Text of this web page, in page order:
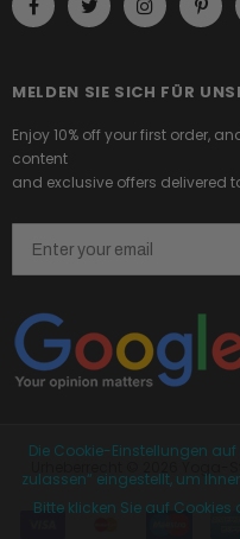
MELDEN SIE SICH FÜR
Enjoy 10% off your first order,
content
and exclusive offers delivered
Die Cookie-Einstellungen
zulassen“ eingestellt, um
Bitte klicken Sie auf Cookies